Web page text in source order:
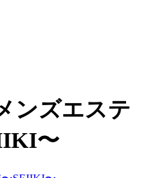
ンズエステ
〜